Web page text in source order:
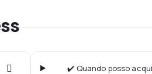
✔️ Quando posso